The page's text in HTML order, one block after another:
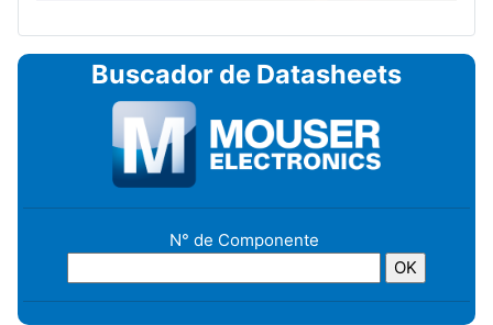
Buscador de Datasheets
N° de Componente